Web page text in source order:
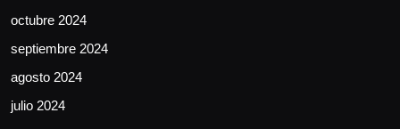
octubre 2024
septiembre 2024
agosto 2024
julio 2024